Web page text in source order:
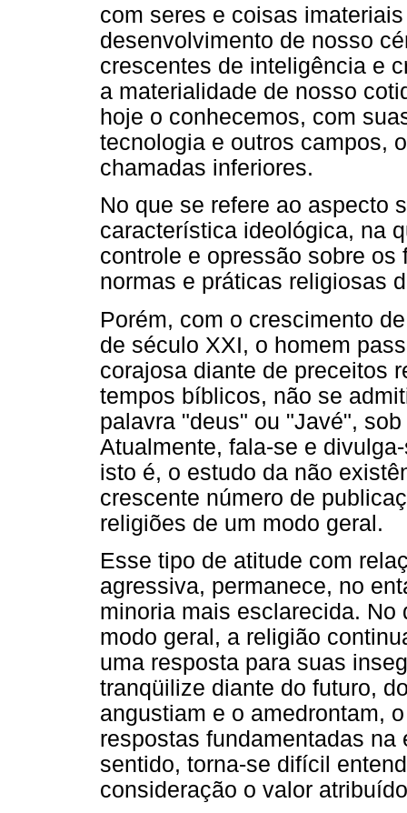
com seres e coisas
desenvolvimento de nosso
crescentes de inteligência e
a materialidade de nosso
hoje o conhecemos, com
tecnologia e outros campos,
chamadas inferiores.
No que se refere ao aspecto
característica ideológica, na
controle e opressão sobre
normas e práticas religiosas
Porém, com o crescimento
de século XXI, o homem
corajosa diante de preceitos
tempos bíblicos, não se
palavra "deus" ou "Javé",
Atualmente, fala-se e
isto é, o estudo da não
crescente número de
religiões de um modo geral.
Esse tipo de atitude com
agressiva, permanece, no
minoria mais esclarecida.
modo geral, a religião
uma resposta para suas
tranqüilize diante do futuro,
angustiam e o amedrontam,
respostas fundamentadas
sentido, torna-se difícil
consideração o valor